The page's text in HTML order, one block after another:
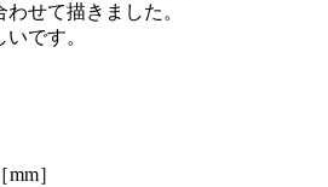
せて描きました。
です。
］